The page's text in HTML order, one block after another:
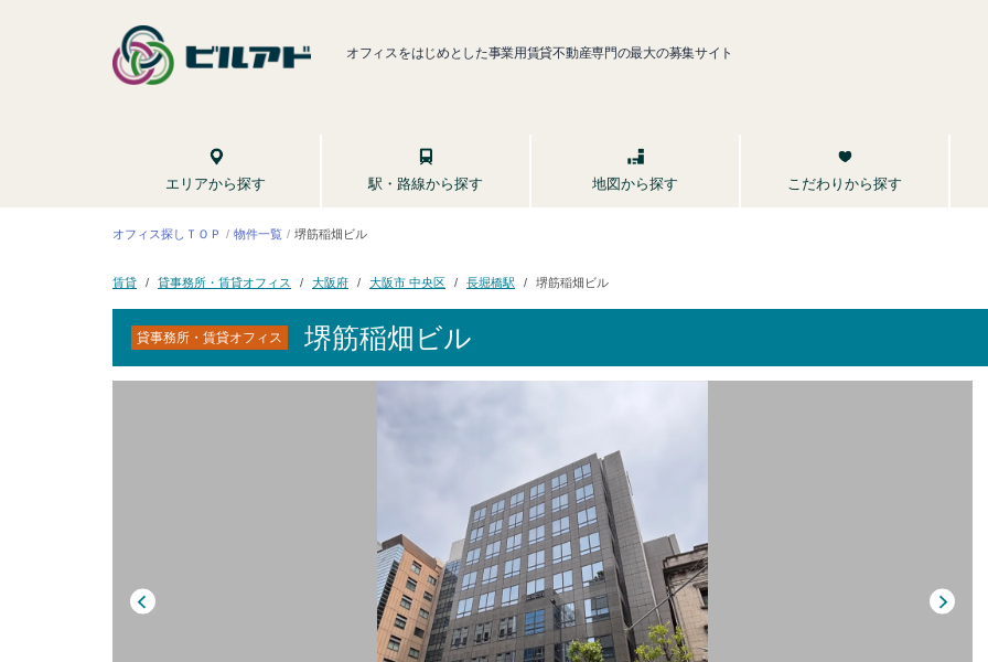
オフィスをはじめとした事業用賃貸不動産専門の最大の募集サイト
エリアから探す 駅・路線から探す 地図から探す こだわりから探す
オフィス探しＴＯＰ 物件一覧 堺筋稲畑ビル
賃貸 貸事務所・賃貸オフィス 大阪府 大阪市 中央区 長堀橋駅 堺筋稲畑ビル
貸事務所・賃貸オフィス 堺筋稲畑ビル